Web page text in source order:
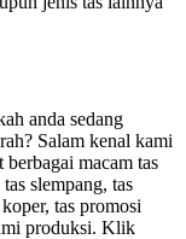
anda sedang
Salam kenal kami
macam tas
slempang, tas
tas promosi
produksi. Klik